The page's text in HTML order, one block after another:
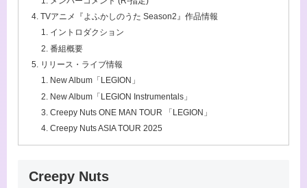
TVアニメ『よふかしのうた Season2』作品情報
イントロダクション
番組概要
リリース・ライブ情報
New Album「LEGION」
New Album「LEGION Instrumentals」
Creepy Nuts ONE MAN TOUR 「LEGION」
Creepy Nuts ASIA TOUR 2025
Creepy Nuts